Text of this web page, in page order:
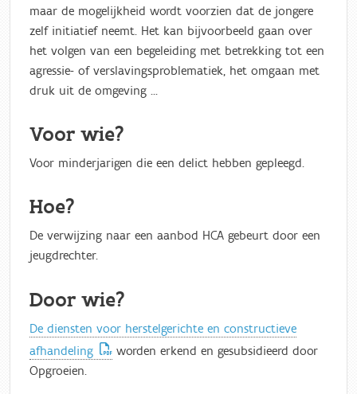
maar de mogelijkheid wordt voorzien dat de jongere
zelf initiatief neemt. Het kan bijvoorbeeld gaan over
het volgen van een begeleiding met betrekking tot een
agressie- of verslavingsproblematiek, het omgaan met
druk uit de omgeving ...
Voor wie?
Voor minderjarigen die een delict hebben gepleegd.
Hoe?
De verwijzing naar een aanbod HCA gebeurt door een
jeugdrechter.
Door wie?
De diensten voor herstelgerichte en constructieve
afhandeling
worden erkend en gesubsidieerd door
Opgroeien.